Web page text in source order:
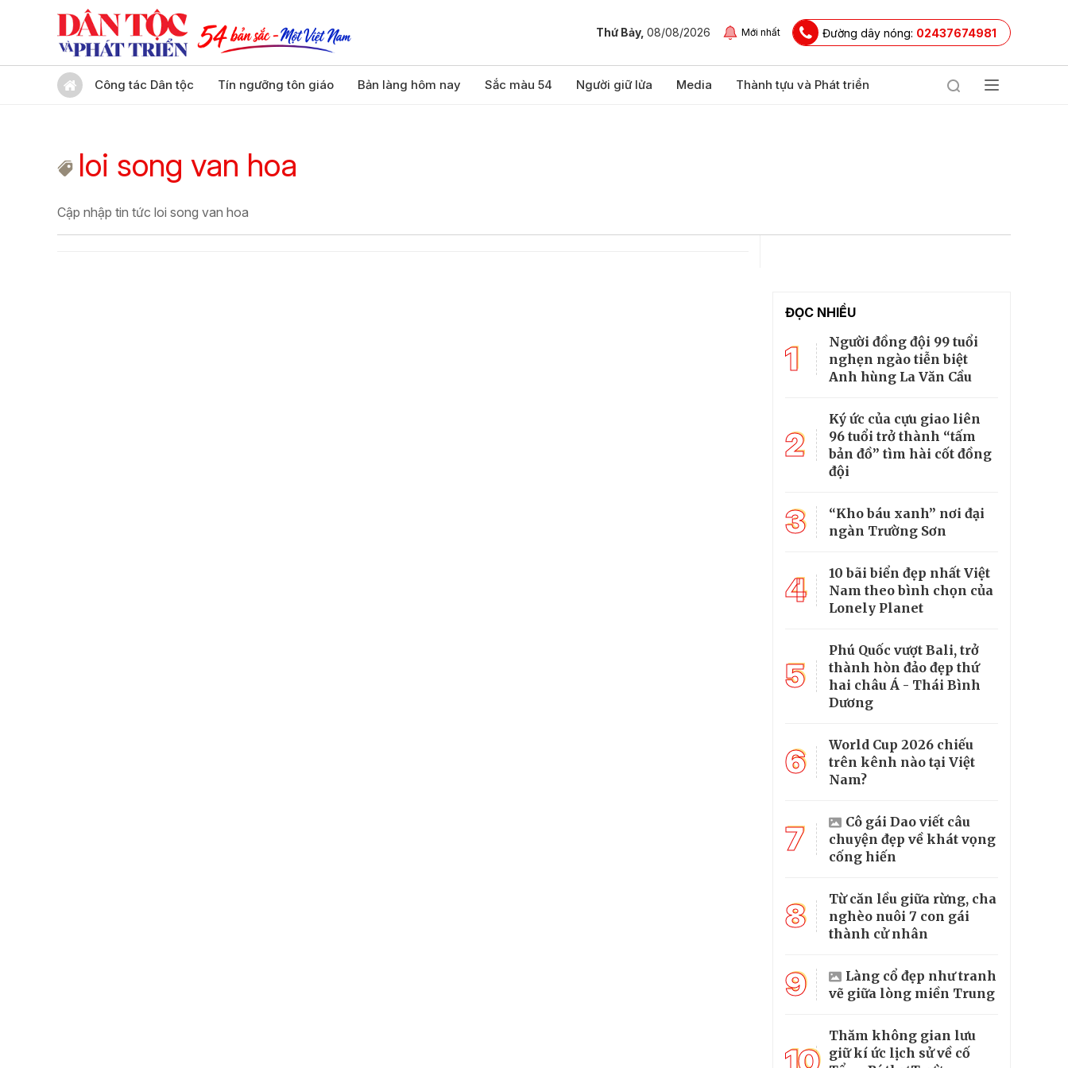
Thứ Bảy, 08/08/2026 Mới nhất Đường dây nóng: 02437674981
Công tác Dân tộc Tín ngưỡng tôn giáo Bản làng hôm nay Sắc màu 54 Người giữ lửa Media Thành tựu và Phát triển
loi song van hoa
Cập nhập tin tức loi song van hoa
ĐỌC NHIỀU
1
Người đồng đội 99 tuổi
nghẹn ngào tiễn biệt
Anh hùng La Văn Cầu
2
Ký ức của cựu giao liên
96 tuổi trở thành “tấm
bản đồ” tìm hài cốt đồng
đội
3
“Kho báu xanh” nơi đại
ngàn Trường Sơn
4
10 bãi biển đẹp nhất Việt
Nam theo bình chọn của
Lonely Planet
5
Phú Quốc vượt Bali, trở
thành hòn đảo đẹp thứ
hai châu Á - Thái Bình
Dương
6
World Cup 2026 chiếu
trên kênh nào tại Việt
Nam?
7
Cô gái Dao viết câu
chuyện đẹp về khát vọng
cống hiến
8
Từ căn lều giữa rừng, cha
nghèo nuôi 7 con gái
thành cử nhân
9
Làng cổ đẹp như tranh
vẽ giữa lòng miền Trung
Thăm không gian lưu
giữ kí ức lịch sử về cố